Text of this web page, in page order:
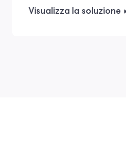
Visualizza la soluzione